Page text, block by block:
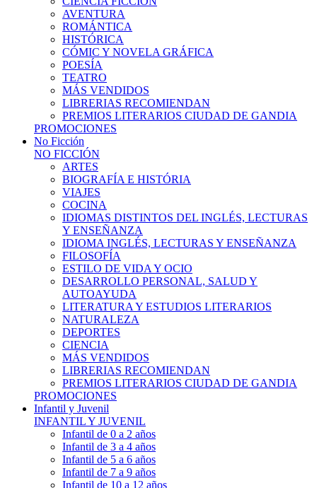
AVENTURA
ROMÁNTICA
HISTÓRICA
CÓMIC Y NOVELA GRÁFICA
POESÍA
TEATRO
MÁS VENDIDOS
LIBRERIAS RECOMIENDAN
PREMIOS LITERARIOS CIUDAD DE GANDIA
PROMOCIONES
No Ficción
NO FICCIÓN
ARTES
BIOGRAFÍA E HISTÓRIA
VIAJES
COCINA
IDIOMAS DISTINTOS DEL INGLÉS, LECTURAS
Y ENSEÑANZA
IDIOMA INGLÉS, LECTURAS Y ENSEÑANZA
FILOSOFÍA
ESTILO DE VIDA Y OCIO
DESARROLLO PERSONAL, SALUD Y
AUTOAYUDA
LITERATURA Y ESTUDIOS LITERARIOS
NATURALEZA
DEPORTES
CIENCIA
MÁS VENDIDOS
LIBRERIAS RECOMIENDAN
PREMIOS LITERARIOS CIUDAD DE GANDIA
PROMOCIONES
Infantil y Juvenil
INFANTIL Y JUVENIL
Infantil de 0 a 2 años
Infantil de 3 a 4 años
Infantil de 5 a 6 años
Infantil de 7 a 9 años
Infantil de 10 a 12 años